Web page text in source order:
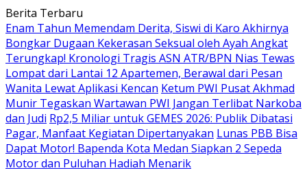
Langsung
ke
konten
Berita Terbaru
Enam Tahun Memendam Derita, Siswi di Karo Akhirnya
Bongkar Dugaan Kekerasan Seksual oleh Ayah Angkat
Terungkap! Kronologi Tragis ASN ATR/BPN Nias Tewas
Lompat dari Lantai 12 Apartemen, Berawal dari Pesan
Wanita Lewat Aplikasi Kencan Ketum PWI Pusat Akhmad
Munir Tegaskan Wartawan PWI Jangan Terlibat Narkoba
dan Judi Rp2,5 Miliar untuk GEMES 2026: Publik Dibatasi
Pagar, Manfaat Kegiatan Dipertanyakan Lunas PBB Bisa
Dapat Motor! Bapenda Kota Medan Siapkan 2 Sepeda
Motor dan Puluhan Hadiah Menarik